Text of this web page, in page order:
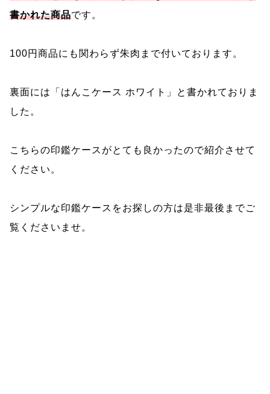
書かれた商品です。
100円商品にも関わらず朱肉まで付いております。
裏面には「はんこケース ホワイト」と書かれておりま
した。
こちらの印鑑ケースがとても良かったので紹介させて
ください。
シンプルな印鑑ケースをお探しの方は是非最後までご
覧くださいませ。